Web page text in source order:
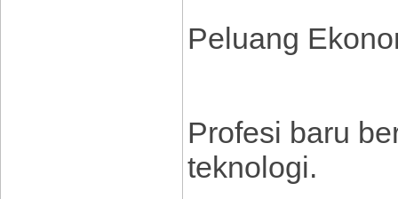
Peluang
Profesi baru
teknologi.